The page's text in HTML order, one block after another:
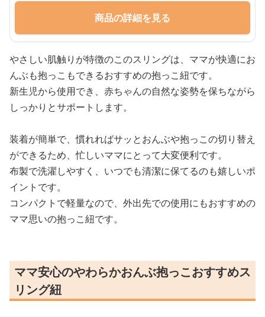
商品の詳細を見る
やさしい肌触りが特徴のこのスリングは、ママが快適にお
んぶも抱っこもできるおすすめの抱っこ紐です。
新生児から使用でき、赤ちゃんの自然な姿勢を保ちながら
しっかりとサポートします。
装着が簡単で、慣れればサッとおんぶや抱っこの切り替え
ができるため、忙しいママにとって大変便利です。
布製で洗濯しやすく、いつでも清潔に保てるのも嬉しいポ
イントです。
コンパクトで軽量なので、外出先での使用にもおすすめの
ママ思いの抱っこ紐です。
ママ安心のやわらかおんぶ抱っこおすすめス
リング紐